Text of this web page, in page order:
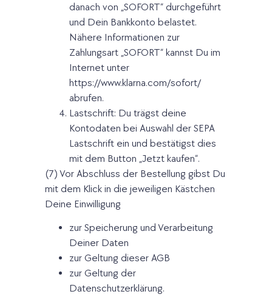
danach von „SOFORT“ durchgeführt
und Dein Bankkonto belastet.
Nähere Informationen zur
Zahlungsart „SOFORT“ kannst Du im
Internet unter
https://www.klarna.com/sofort/
abrufen.
Lastschrift: Du trägst deine
Kontodaten bei Auswahl der SEPA
Lastschrift ein und bestätigst dies
mit dem Button „Jetzt kaufen“.
(7) Vor Abschluss der Bestellung gibst Du
mit dem Klick in die jeweiligen Kästchen
Deine Einwilligung
zur Speicherung und Verarbeitung
Deiner Daten
zur Geltung dieser AGB
zur Geltung der
Datenschutzerklärung.